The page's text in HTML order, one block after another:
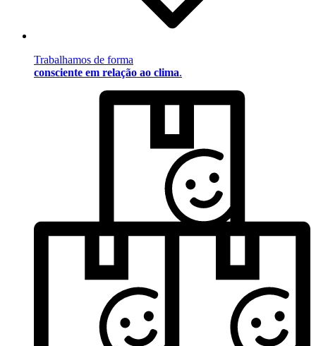
Trabalhamos de forma
consciente em relação ao clima.